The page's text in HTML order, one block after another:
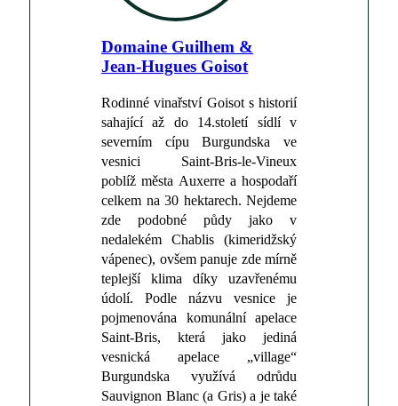
Domaine Guilhem &
Jean-Hugues Goisot
Rodinné vinařství Goisot s historií
sahající až do 14.století sídlí v
severním cípu Burgundska ve
vesnici Saint-Bris-le-Vineux
poblíž města Auxerre a hospodaří
celkem na 30 hektarech. Nejdeme
zde podobné půdy jako v
nedalekém Chablis (kimeridžský
vápenec), ovšem panuje zde mírně
teplejší klima díky uzavřenému
údolí. Podle názvu vesnice je
pojmenována komunální apelace
Saint-Bris, která jako jediná
vesnická apelace „village“
Burgundska využívá odrůdu
Sauvignon Blanc (a Gris) a je také